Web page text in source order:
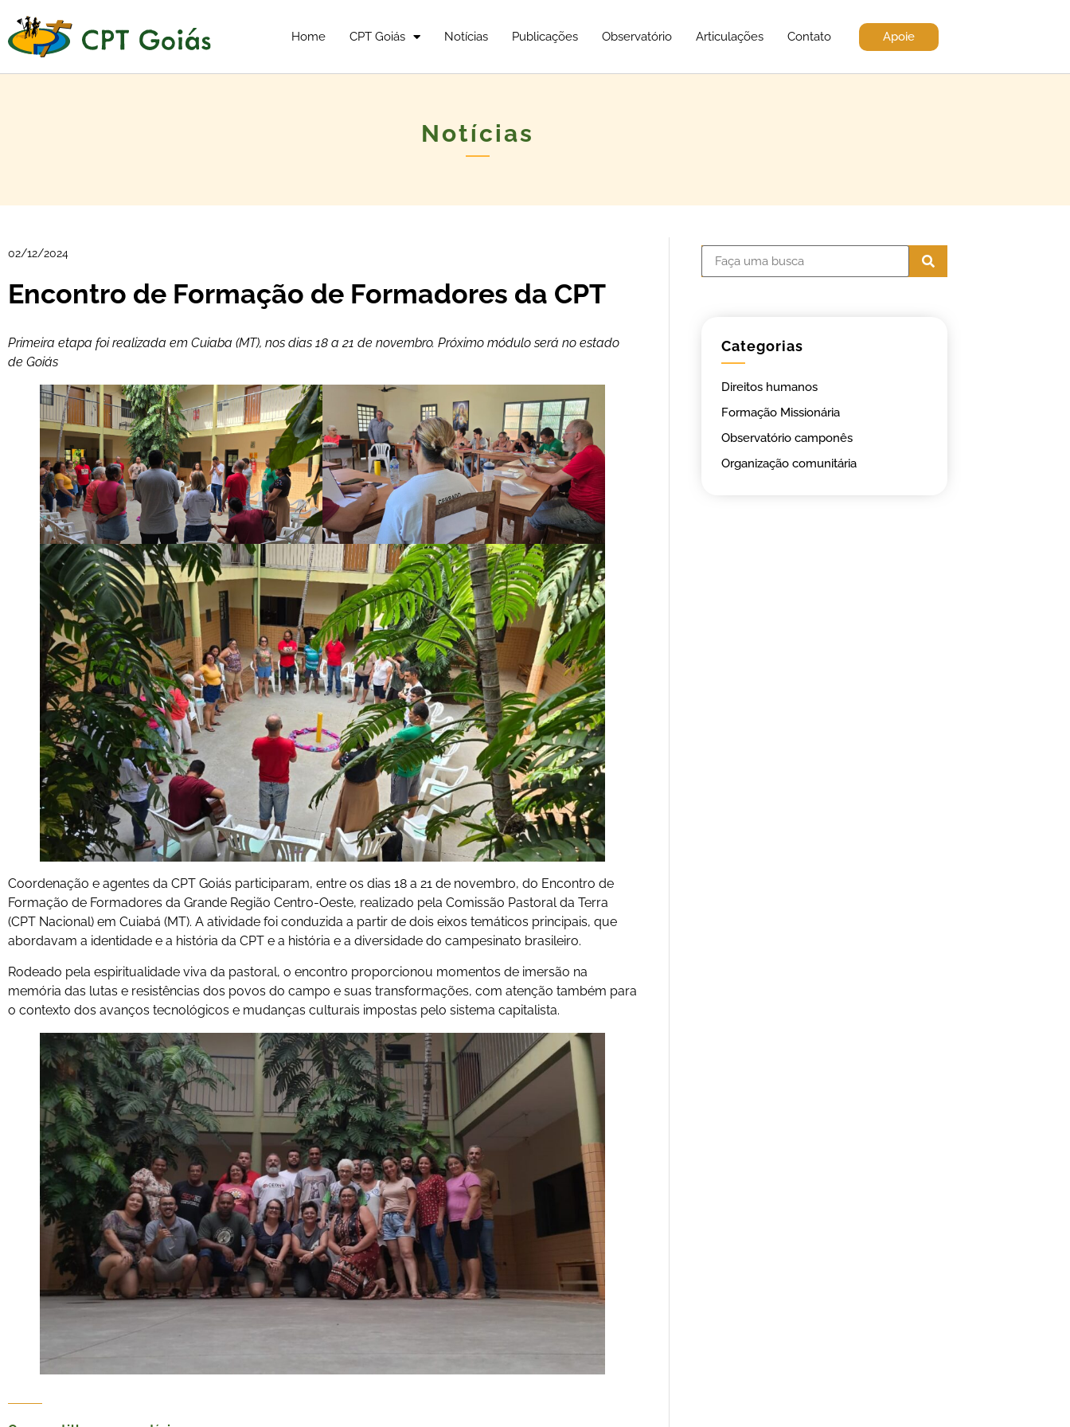
Home CPT Goiás Notícias Publicações Observatório Articulações Contato Apoie
Notícias
02/12/2024
Encontro de Formação de Formadores da CPT
Primeira etapa foi realizada em Cuiaba (MT), nos dias 18 a 21 de novembro. Próximo módulo será no estado
de Goiás
Coordenação e agentes da CPT Goiás participaram, entre os dias 18 a 21 de novembro, do Encontro de
Formação de Formadores da Grande Região Centro-Oeste, realizado pela Comissão Pastoral da Terra
(CPT Nacional) em Cuiabá (MT). A atividade foi conduzida a partir de dois eixos temáticos principais, que
abordavam a identidade e a história da CPT e a história e a diversidade do campesinato brasileiro.
Rodeado pela espiritualidade viva da pastoral, o encontro proporcionou momentos de imersão na
memória das lutas e resistências dos povos do campo e suas transformações, com atenção também para
o contexto dos avanços tecnológicos e mudanças culturais impostas pelo sistema capitalista.
Categorias
Direitos humanos
Formação Missionária
Observatório camponês
Organização comunitária